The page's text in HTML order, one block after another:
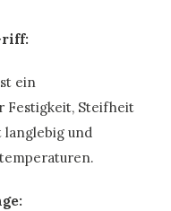
ein
Festigkeit, Steifheit
und